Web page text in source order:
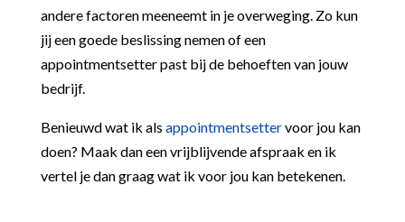
andere factoren meeneemt in je overweging. Zo kun
jij een goede beslissing nemen of een
appointmentsetter past bij de behoeften van jouw
bedrijf.
Benieuwd wat ik als appointmentsettervoor jou kan
doen? Maak dan een vrijblijvende afspraak en ik
vertel je dan graag wat ik voor jou kan betekenen.